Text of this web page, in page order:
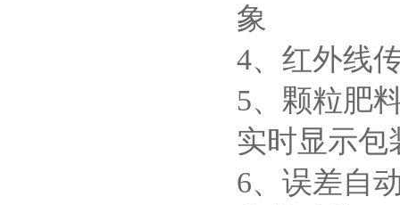
象
4、红外线
5、颗粒肥
实时显示包
6、误差自